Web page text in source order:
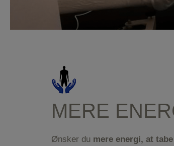
MERE
Ønsker du mere energi, at